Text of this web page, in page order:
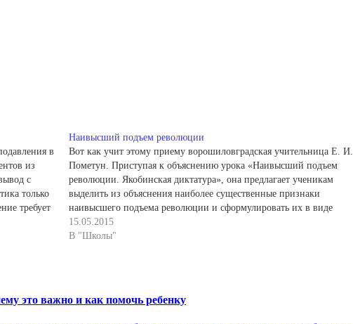
в
из
с
только
требует
Наивысший подъем революции
Вот как учит этому приему ворошиловградская учительница Е. И.
Пометун. Приступая к объяснению урока «Наивысший подъем
революции. Якобинская диктатура», она предлагает ученикам
выделить из объяснения наиболее существенные признаки
наивысшего подъема революции и сформулировать их в виде
обобщающей характеристики. Перед началом работы вместе с
учителем учащиеся вспоминают основные параметры заданного
15.05.2015
В "Школы"
это важно и как помочь ребенку